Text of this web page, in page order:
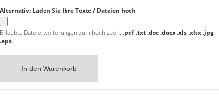
Alternativ: Laden Sie Ihre Texte / Dateien hoch
Erlaubte Dateierweiterungen zum hochladen: .pdf .txt .doc .docx .xls .xlsx .jpg
.eps
In den Warenkorb